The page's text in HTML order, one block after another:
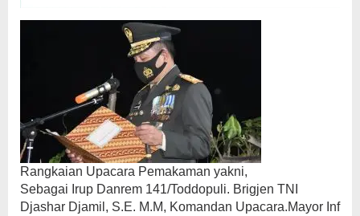
Rangkaian Upacara Pemakaman yakni,
Sebagai Irup Danrem 141/Toddopuli. Brigjen TNI
Djashar Djamil, S.E. M.M, Komandan Upacara.Mayor Inf